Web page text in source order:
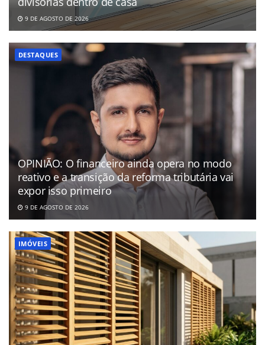
9 DE AGOSTO DE 2026
DESTAQUES
OPINIÃO: O financeiro ainda opera no modo
reativo e a transição da reforma tributária vai
expor isso primeiro
9 DE AGOSTO DE 2026
IMÓVEIS